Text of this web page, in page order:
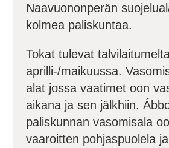
Naavuononperän
kolmea paliskuntaa.
Tokat tulevat
aprilli-/maikuussa.
alat jossa vaatimet oon
aikana ja sen jälkhiin.
paliskunnan vasomisala
vaaroitten pohjaspuolela ja